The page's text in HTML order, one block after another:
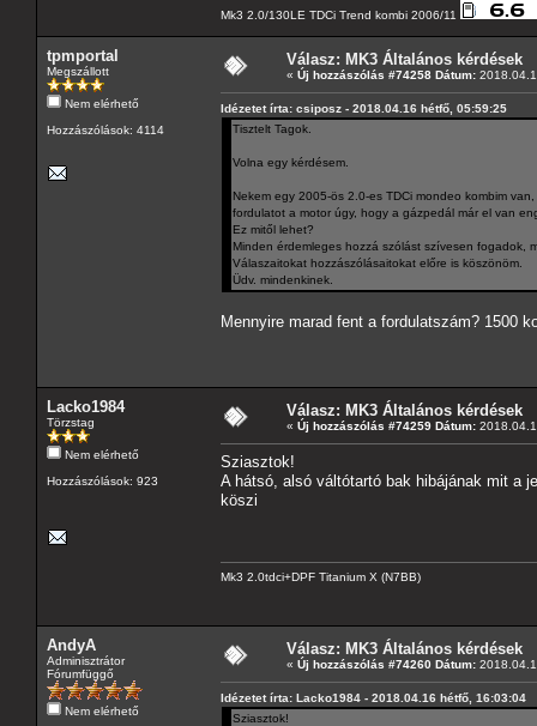
Mk3 2.0/130LE TDCi Trend kombi 2006/11
tpmportal
Megszállott
Nem elérhető
Hozzászólások: 4114
Válasz: MK3 Általános kérdések
« Új hozzászólás #74258 Dátum:
Idézetet írta: csiposz - 2018.04.16 hétfő, 05:59:25
Tisztelt Tagok.
Volna egy kérdésem.
Nekem egy 2005-ös 2.0-es TDCi mondeo kombim
fordulatot a motor úgy, hogy a gázpedál már el van
Ez mitől lehet?
Minden érdemleges hozzá szólást szívesen fogadok,
Válaszaitokat hozzászólásaitokat előre is köszönöm.
Üdv. mindenkinek.
Mennyire marad fent a fordulatszám? 1500
Lacko1984
Törzstag
Nem elérhető
Hozzászólások: 923
Válasz: MK3 Általános kérdések
« Új hozzászólás #74259 Dátum:
Sziasztok!
A hátsó, alsó váltótartó bak hibájának mit a
köszi
Mk3 2.0tdci+DPF Titanium X (N7BB)
AndyA
Adminisztrátor
Fórumfüggő
Nem elérhető
Válasz: MK3 Általános kérdések
« Új hozzászólás #74260 Dátum:
Idézetet írta: Lacko1984 - 2018.04.16 hétfő, 16:03:04
Sziasztok!